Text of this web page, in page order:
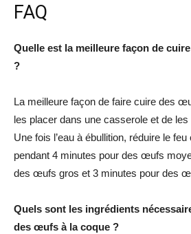
FAQ
Quelle est la meilleure façon de
?
La meilleure façon de faire cuire des
les placer dans une casserole et de les
Une fois l’eau à ébullition, réduire le
pendant 4 minutes pour des œufs
des œufs gros et 3 minutes pour des
Quels sont les ingrédients
des œufs à la coque ?